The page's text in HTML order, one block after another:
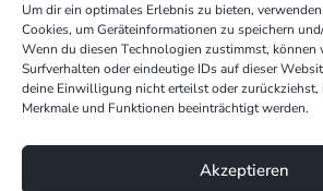
Um dir ein optimales Erlebnis zu bieten,
Cookies, um Geräteinformationen zu speichern
Wenn du diesen Technologien zustimmst, können
Surfverhalten oder eindeutige IDs auf dieser
deine Einwilligung nicht erteilst oder zurückziehst,
Merkmale und Funktionen beeinträchtigt werden.
Akzeptieren
komplexe juristische
Lösungen erfordern. Deshalb
Lösungenan, die speziell für die
entwickelt wurden. Von der
Schriftsätzen, unsere Tools sind
Routineaufgaben zu automatisieren